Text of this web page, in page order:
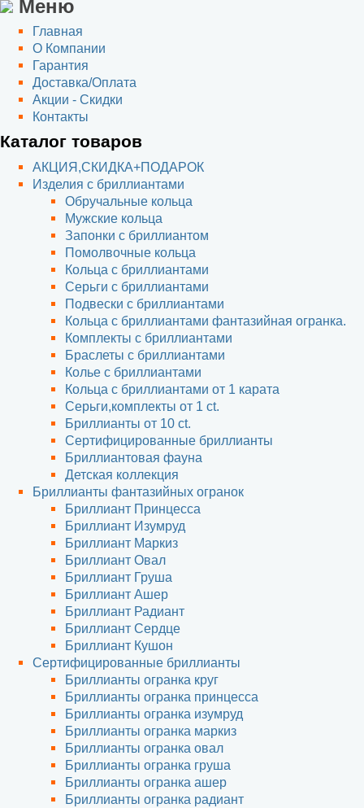
Меню
Главная
О Компании
Гарантия
Доставка/Оплата
Акции - Скидки
Контакты
Каталог товаров
АКЦИЯ,СКИДКА+ПОДАРОК
Изделия с бриллиантами
Обручальные кольца
Мужские кольца
Запонки с бриллиантом
Помолвочные кольца
Кольца с бриллиантами
Серьги с бриллиантами
Подвески с бриллиантами
Кольца с бриллиантами фантазийная огранка.
Комплекты с бриллиантами
Браслеты с бриллиантами
Колье с бриллиантами
Кольца с бриллиантами от 1 карата
Серьги,комплекты от 1 ct.
Бриллианты от 10 ct.
Сертифицированные бриллианты
Бриллиантовая фауна
Детская коллекция
Бриллианты фантазийных огранок
Бриллиант Принцесса
Бриллиант Изумруд
Бриллиант Маркиз
Бриллиант Овал
Бриллиант Груша
Бриллиант Ашер
Бриллиант Радиант
Бриллиант Сердце
Бриллиант Кушон
Сертифицированные бриллианты
Бриллианты огранка круг
Бриллианты огранка принцесса
Бриллианты огранка изумруд
Бриллианты огранка маркиз
Бриллианты огранка овал
Бриллианты огранка груша
Бриллианты огранка ашер
Бриллианты огранка радиант